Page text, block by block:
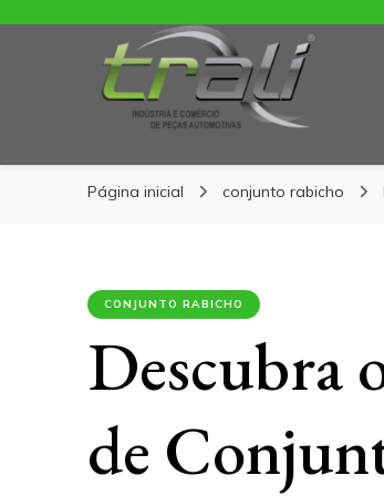
Blog Trali
Blog Trali
Tudo sobre seu veículo!
Página inicial conjunto rabicho
CONJUNTO RABICHO
Descubra
de